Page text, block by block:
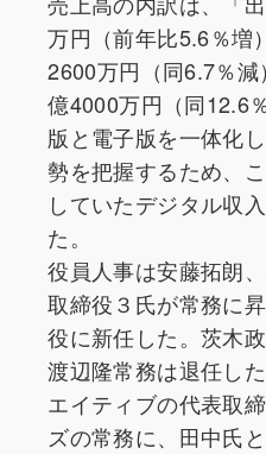
万円（前年比5.6％増
2600万円（同6.7％
億4000万円（同12.6
版と電子版を一体化
勢を把握するため、
していたデジタル収
た。
役員人事は安藤拓朗
取締役３氏が常務に
役に新任した。茨木
渡辺隆常務は退任し
エイティブの代表取
ズの常務に、田中氏